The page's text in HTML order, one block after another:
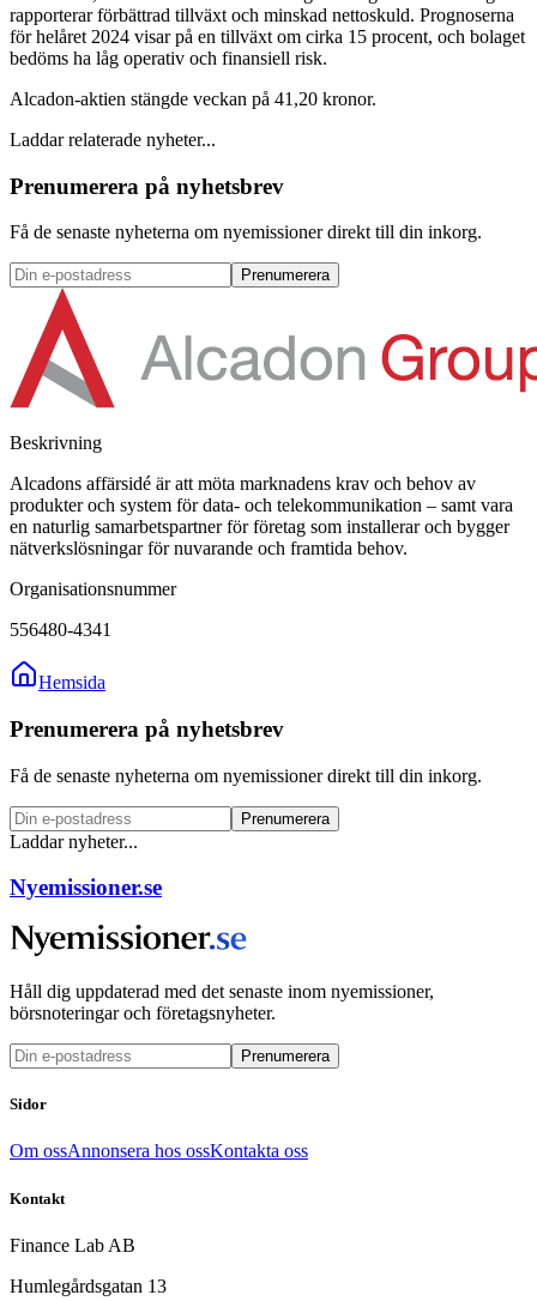
rapporterar förbättrad tillväxt och minskad nettoskuld. Prognoserna
för helåret 2024 visar på en tillväxt om cirka 15 procent, och bolaget
bedöms ha låg operativ och finansiell risk.
Alcadon-aktien stängde veckan på 41,20 kronor.
Laddar relaterade nyheter...
Prenumerera på nyhetsbrev
Få de senaste nyheterna om nyemissioner direkt till din inkorg.
Prenumerera
Beskrivning
Alcadons affärsidé är att möta marknadens krav och behov av
produkter och system för data- och telekommunikation – samt vara
en naturlig samarbetspartner för företag som installerar och bygger
nätverkslösningar för nuvarande och framtida behov.
Organisationsnummer
556480-4341
Hemsida
Prenumerera på nyhetsbrev
Få de senaste nyheterna om nyemissioner direkt till din inkorg.
Prenumerera
Laddar nyheter...
Nyemissioner.se
Håll dig uppdaterad med det senaste inom nyemissioner,
börsnoteringar och företagsnyheter.
Prenumerera
Sidor
Om ossAnnonsera hos ossKontakta oss
Kontakt
Finance Lab AB
Humlegårdsgatan 13